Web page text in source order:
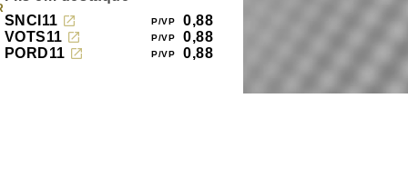
SNCI11
0,88
VOTS11
0,88
PORD11
0,88